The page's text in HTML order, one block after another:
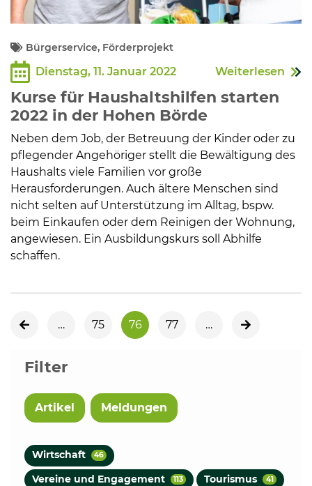
Bürgerservice, Förderprojekt
Dienstag, 11. Januar 2022 Weiterlesen
Kurse für Haushaltshilfen starten
2022 in der Hohen Börde
Neben dem Job, der Betreuung der Kinder oder zu
pflegender Angehöriger stellt die Bewältigung des
Haushalts viele Familien vor große
Herausforderungen. Auch ältere Menschen sind
nicht selten auf Unterstützung im Alltag, bspw.
beim Einkaufen oder dem Reinigen der Wohnung,
angewiesen. Ein Ausbildungskurs soll Abhilfe
schaffen.
vorherige Seite
… 75 76 77 … nächste
Filter
Artikel Meldungen
Wirtschaft 46
Vereine und Engagement 113 Tourismus 41